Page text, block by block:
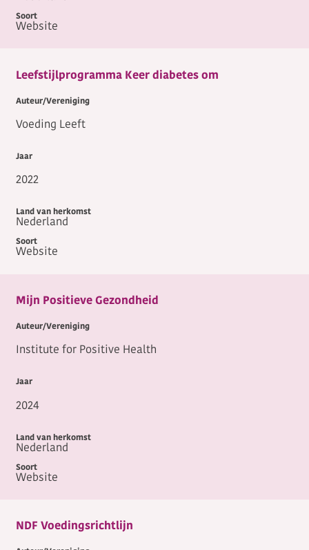
Website
Leefstijlprogramma Keer diabetes om
Voeding Leeft
2022
Nederland
Website
Mijn Positieve Gezondheid
Institute for Positive Health
2024
Nederland
Website
NDF Voedingsrichtlijn